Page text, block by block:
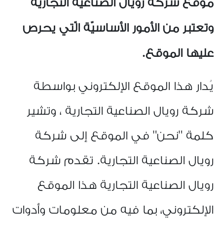
وتعتبر من الأمور الأساسيّة الّتي يحرص
عليها الموقع.
يُدار هذا الموقع الإلكتروني بواسطة
شركة رويال الصناعية التجارية ، وتشير
كلمة "نحن" في الموقع إلى شركة
رويال الصناعية التجارية. تقدم شركة
رويال الصناعية التجارية هذا الموقع
الإلكتروني، بما فيه من معلومات وأدوات